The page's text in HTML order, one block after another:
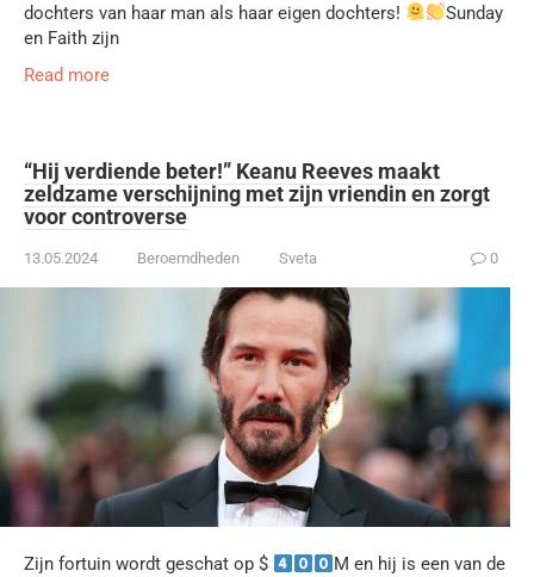
dochters van haar man als haar eigen dochters!
Sunday
en Faith zijn
Read more
“Hij verdiende beter!” Keanu Reeves maakt
zeldzame verschijning met zijn vriendin en zorgt
voor controverse
13.05.2024 Beroemdheden Sveta 0
Zijn fortuin wordt geschat op $
M en hij is een van de